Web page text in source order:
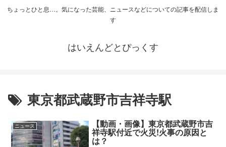
ちょっとひと息…。気になった芸能、ニュースなどについての記事を配信しま
す
はいえんどとぴっくす
東京都武蔵野市吉祥寺駅
ニュース 【動画・画像】東京都武蔵野市吉
祥寺駅付近で火災!火事の原因と
は？